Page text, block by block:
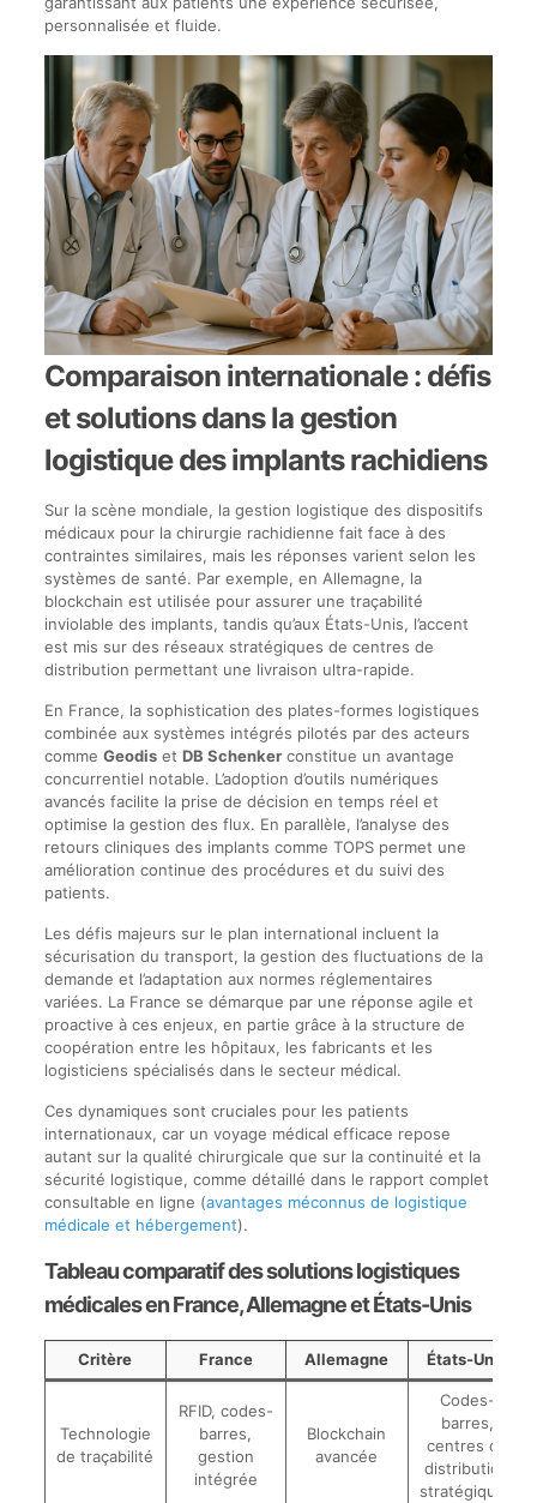
personnalisée et fluide.
Comparaison internationale : défis
et solutions dans la gestion
logistique des implants rachidiens
Sur la scène mondiale, la gestion logistique des dispositifs
médicaux pour la chirurgie rachidienne fait face à des
contraintes similaires, mais les réponses varient selon les
systèmes de santé. Par exemple, en Allemagne, la
blockchain est utilisée pour assurer une traçabilité
inviolable des implants, tandis qu’aux États-Unis, l’accent
est mis sur des réseaux stratégiques de centres de
distribution permettant une livraison ultra-rapide.
En France, la sophistication des plates-formes logistiques
combinée aux systèmes intégrés pilotés par des acteurs
comme Geodiset DB Schenkerconstitue un avantage
concurrentiel notable. L’adoption d’outils numériques
avancés facilite la prise de décision en temps réel et
optimise la gestion des flux. En parallèle, l’analyse des
retours cliniques des implants comme TOPS permet une
amélioration continue des procédures et du suivi des
patients.
Les défis majeurs sur le plan international incluent la
sécurisation du transport, la gestion des fluctuations de la
demande et l’adaptation aux normes réglementaires
variées. La France se démarque par une réponse agile et
proactive à ces enjeux, en partie grâce à la structure de
coopération entre les hôpitaux, les fabricants et les
logisticiens spécialisés dans le secteur médical.
Ces dynamiques sont cruciales pour les patients
internationaux, car un voyage médical efficace repose
autant sur la qualité chirurgicale que sur la continuité et la
sécurité logistique, comme détaillé dans le rapport complet
consultable en ligne (avantages méconnus de logistique
médicale et hébergement).
Tableau comparatif des solutions logistiques
médicales en France, Allemagne et États-Unis
Critère France Allemagne États-Unis
Technologie
de traçabilité
RFID, codes-
barres,
gestion
intégrée
Blockchain
avancée
Codes-
barres,
centres de
distribution
stratégiques